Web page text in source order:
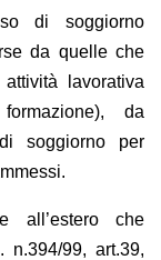
di soggiorno
da quelle che
lavorativa
da
soggiorno per
all’estero che
99, art.39,